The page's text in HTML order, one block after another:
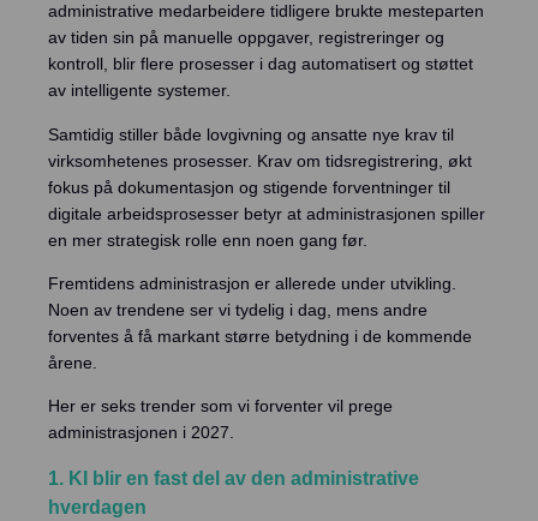
Prising
Kundesaker
Blogg
Om oss
Kontakt oss
Logg inn
Intempus Admin
administrative medarbeidere tidligere brukte mesteparten
av tiden sin på manuelle oppgaver, registreringer og
kontroll, blir flere prosesser i dag automatisert og støttet
av intelligente systemer.
Samtidig stiller både lovgivning og ansatte nye krav til
virksomhetenes prosesser. Krav om tidsregistrering, økt
fokus på dokumentasjon og stigende forventninger til
digitale arbeidsprosesser betyr at administrasjonen spiller
en mer strategisk rolle enn noen gang før.
Fremtidens administrasjon er allerede under utvikling.
Noen av trendene ser vi tydelig i dag, mens andre
forventes å få markant større betydning i de kommende
årene.
Her er seks trender som vi forventer vil prege
administrasjonen i 2027.
1. KI blir en fast del av den administrative
hverdagen